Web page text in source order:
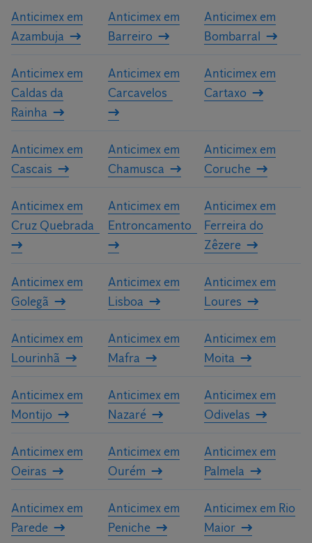
Anticimex em
Azambuja
Anticimex em
Barreiro
Anticimex em
Bombarral
Anticimex em
Caldas da
Rainha
Anticimex em
Carcavelos
Anticimex em
Cartaxo
Anticimex em
Cascais
Anticimex em
Chamusca
Anticimex em
Coruche
Anticimex em
Cruz Quebrada
Anticimex em
Entroncamento
Anticimex em
Ferreira do
Zêzere
Anticimex em
Golegã
Anticimex em
Lisboa
Anticimex em
Loures
Anticimex em
Lourinhã
Anticimex em
Mafra
Anticimex em
Moita
Anticimex em
Montijo
Anticimex em
Nazaré
Anticimex em
Odivelas
Anticimex em
Oeiras
Anticimex em
Ourém
Anticimex em
Palmela
Anticimex em
Parede
Anticimex em
Peniche
Anticimex em Rio
Maior